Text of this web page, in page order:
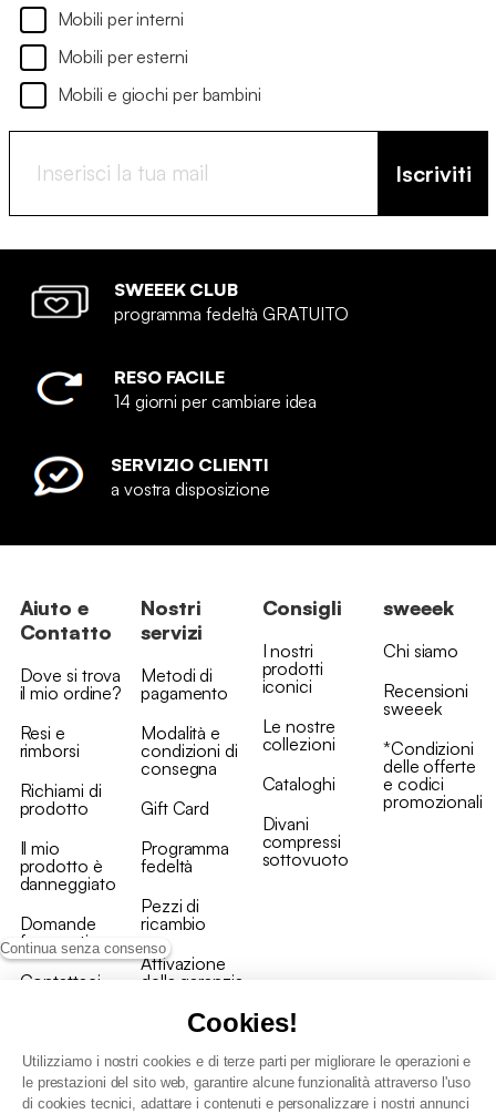
Continua senza consenso
Cookies!
Utilizziamo i nostri cookies e di terze parti per migliorare le operazioni e
le prestazioni del sito web, garantire alcune funzionalità attraverso l'uso
di cookies tecnici, adattare i contenuti e personalizzare i nostri annunci
Mobili per interni
Mobili per esterni
Mobili e giochi per bambini
Iscriviti
SWEEEK CLUB
programma fedeltà GRATUITO
RESO FACILE
14 giorni per cambiare idea
SERVIZIO CLIENTI
a vostra disposizione
Aiuto e
Contatto
Dove si trova
il mio ordine?
Resi e
rimborsi
Richiami di
prodotto
Il mio
prodotto è
danneggiato
Domande
frequenti
Contattaci
Nostri
servizi
Metodi di
pagamento
Modalità e
condizioni di
consegna
Gift Card
Programma
fedeltà
Pezzi di
ricambio
Attivazione
della garanzia
Consigli
I nostri
prodotti
iconici
Le nostre
collezioni
Cataloghi
Divani
compressi
sottovuoto
sweeek
Chi siamo
Recensioni
sweeek
*Condizioni
delle offerte
e codici
promozionali